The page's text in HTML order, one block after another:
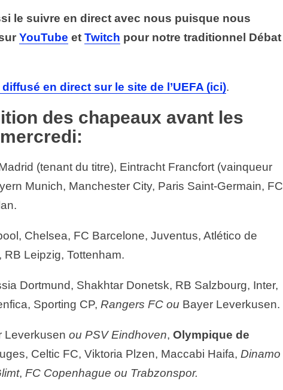
le suivre en direct avec nous puisque nous
YouTube et Twitch pour notre traditionnel Débat
en direct sur le site de l’UEFA (ici).
des chapeaux avant les
(tenant du titre), Eintracht Francfort (vainqueur
Munich, Manchester City, Paris Saint-Germain, FC
Chelsea, FC Barcelone, Juventus, Atlético de
RB Leipzig, Tottenham.
Dortmund, Shakhtar Donetsk, RB Salzbourg, Inter,
Sporting CP, Rangers FC ou Bayer Leverkusen.
Leverkusen ou PSV Eindhoven, Olympique de
Celtic FC, Viktoria Plzen, Maccabi Haifa, Dinamo
, FC Copenhague ou Trabzonspor.